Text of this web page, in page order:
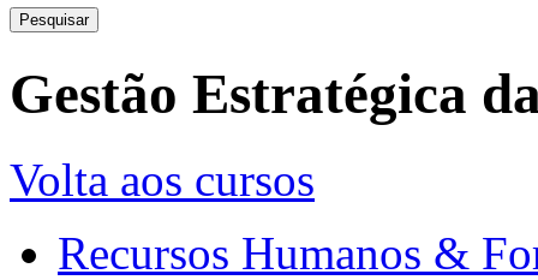
Gestão Estratégica
Volta aos cursos
Recursos Humanos &